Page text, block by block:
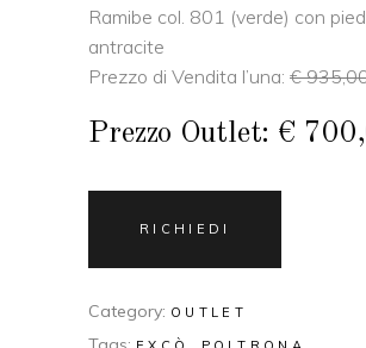
Ramibe col. 801 (verde) con
antracite
Prezzo di Vendita l’una: €
Prezzo Outlet: €
RICHIEDI
Category: OUTLET